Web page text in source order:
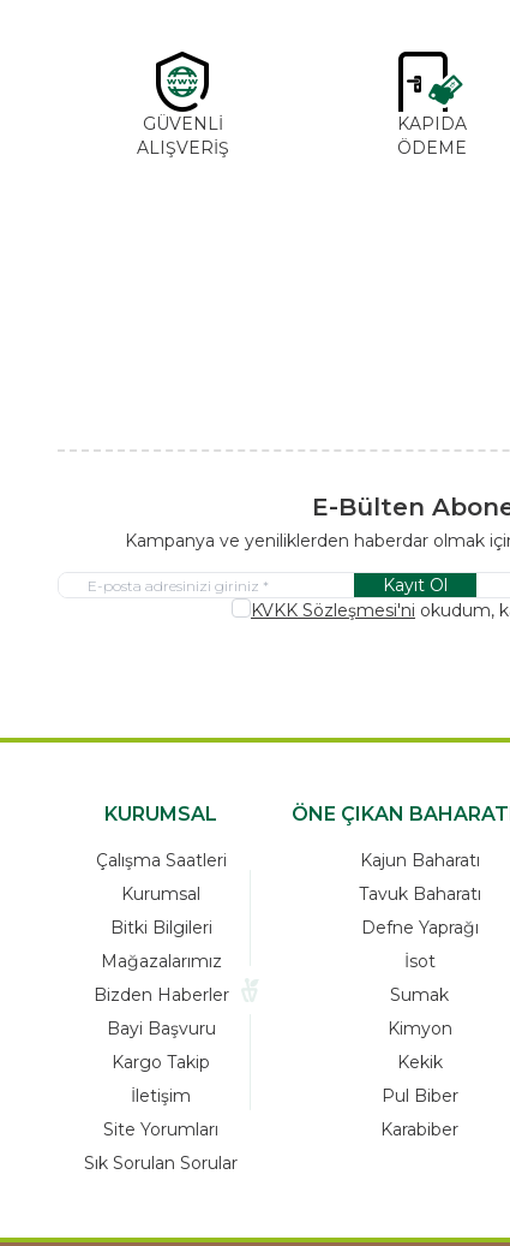
GÜVENLİ
ALIŞVERİŞ
KAPIDA
ÖDEME
E-Bülten
Kampanya ve yeniliklerden haberdar olmak
Kayıt Ol
KVKK Sözleşmesi'ni okudum,
KURUMSAL
Çalışma Saatleri
Kurumsal
Bitki Bilgileri
Mağazalarımız
Bizden Haberler
Bayi Başvuru
Kargo Takip
İletişim
Site Yorumları
Sık Sorulan Sorular
ÖNE ÇIKAN
Kajun Baharatı
Tavuk Baharatı
Defne Yaprağı
İsot
Sumak
Kimyon
Kekik
Pul Biber
Karabiber